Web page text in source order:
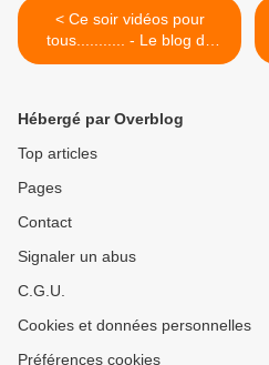
< Ce soir vidéos pour
tous........... - Le blog de
Papy-bougnat
Hébergé par Overblog
Top articles
Pages
Contact
Signaler un abus
C.G.U.
Cookies et données personnelles
Préférences cookies